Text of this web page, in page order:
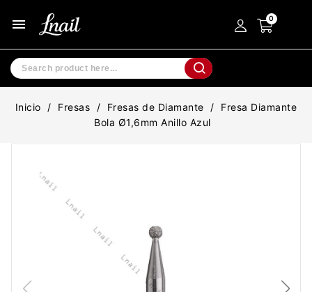
menu
Inicio Fresas Fresas de Diamante
Fresa Diamante
Bola Ø1,6mm Anillo Azul